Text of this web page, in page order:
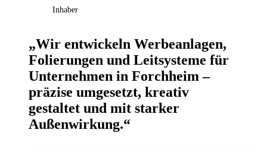
Inhaber
„Wir entwickeln Werbeanlagen,
Folierungen und Leitsysteme für
Unternehmen in Forchheim –
präzise umgesetzt, kreativ
gestaltet und mit starker
Außenwirkung.“